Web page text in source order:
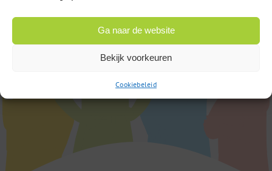
Ga naar de website
Bekijk voorkeuren
Cookiebeleid